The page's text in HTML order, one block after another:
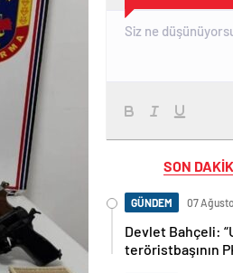
SON
GÜNDEM 07
Devlet Bahçeli:
teröristbaşının